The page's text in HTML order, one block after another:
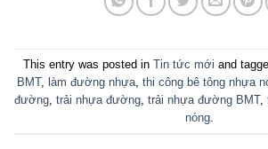
This entry was posted in Tin tức mới and
BMT, làm đường nhựa thi công bê tông nhựa
đường trải nhựa đường trải nhựa đường BMT,
nóng